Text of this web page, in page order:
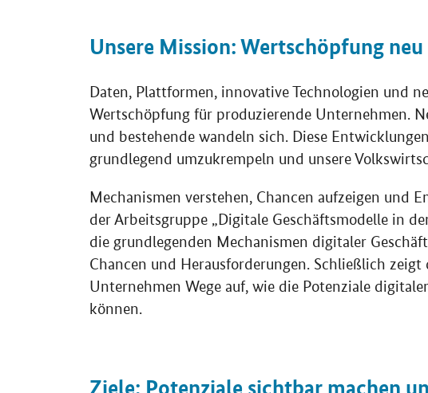
Unsere Mission: Wertschöpfung
Daten, Plattformen, innovative Technologien und
Wertschöpfung für produzierende Unternehmen.
und bestehende wandeln sich. Diese
grundlegend umzukrempeln und unsere
Mechanismen verstehen, Chancen aufzeigen und
der Arbeitsgruppe „Digitale Geschäftsmodelle in
die grundlegenden Mechanismen digitaler
Chancen und Herausforderungen. Schließlich
Unternehmen Wege auf, wie die Potenziale
können.